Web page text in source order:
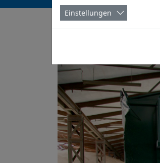
Startseite Referenzen
Einstellungen